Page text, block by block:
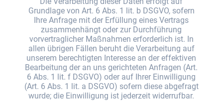
Grundlage von Art. 6 Abs. 1 lit. b DSGVO, sofern
Ihre Anfrage mit der Erfüllung eines Vertrags
zusammenhängt oder zur Durchführung
vorvertraglicher Maßnahmen erforderlich ist. In
allen übrigen Fällen beruht die Verarbeitung auf
unserem berechtigten Interesse an der effektiven
Bearbeitung der an uns gerichteten Anfragen (Art.
6 Abs. 1 lit. f DSGVO) oder auf Ihrer Einwilligung
(Art. 6 Abs. 1 lit. a DSGVO) sofern diese abgefragt
wurde; die Einwilligung ist jederzeit widerrufbar.